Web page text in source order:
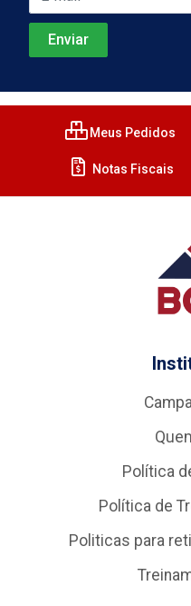
Meus Pedidos
Notas Fiscais
Política
Política de
Politicas para